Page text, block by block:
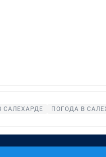
САЛЕХАРДЕ ПОГОДА В